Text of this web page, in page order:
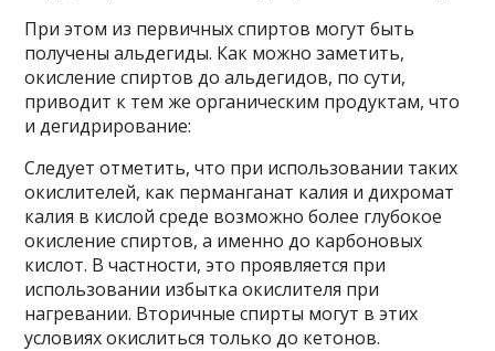
При этом из первичных спиртов могут быть
получены альдегиды. Как можно заметить,
окисление спиртов до альдегидов, по сути,
приводит к тем же органическим продуктам, что
и дегидрирование:
Следует отметить, что при использовании таких
окислителей, как перманганат калия и дихромат
калия в кислой среде возможно более глубокое
окисление спиртов, а именно до карбоновых
кислот. В частности, это проявляется при
использовании избытка окислителя при
нагревании. Вторичные спирты могут в этих
условиях окислиться только до кетонов.